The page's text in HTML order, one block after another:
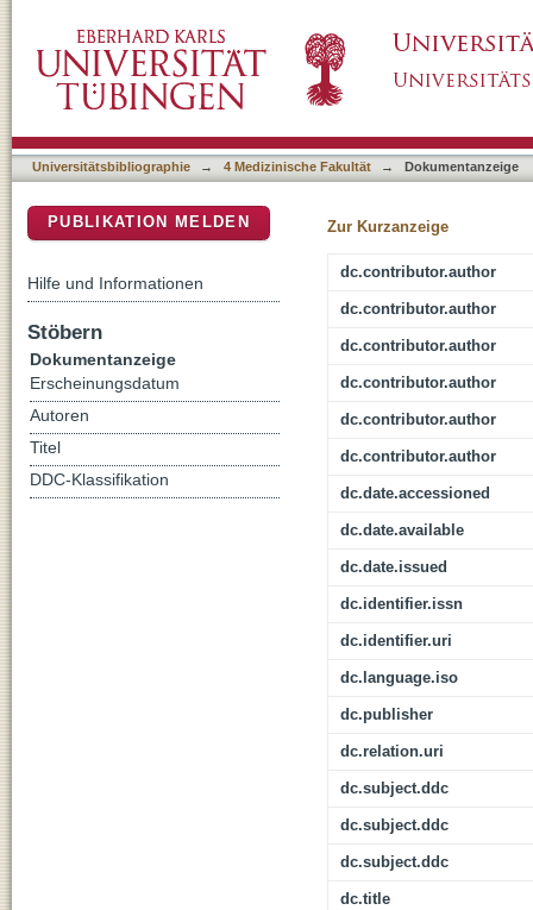
Development and Suitability Study
Universitätsbibliographie → 4 Medizinische Fakultät → Dokumentanzeige
Zur Kurzanzeige
dc.contributor.author
dc.contributor.author
dc.contributor.author
dc.contributor.author
dc.contributor.author
dc.contributor.author
dc.date.accessioned
dc.date.available
dc.date.issued
dc.identifier.issn
dc.identifier.uri
dc.language.iso
dc.publisher
dc.relation.uri
dc.subject.ddc
dc.subject.ddc
dc.subject.ddc
dc.title
PUBLIKATION MELDEN
Hilfe und Informationen
Stöbern
Dokumentanzeige
Erscheinungsdatum
Autoren
Titel
DDC-Klassifikation